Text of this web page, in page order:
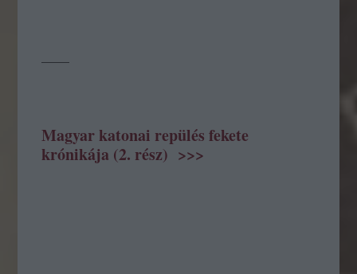
Magyar katonai repülés fekete
krónikája (2. rész) >>>